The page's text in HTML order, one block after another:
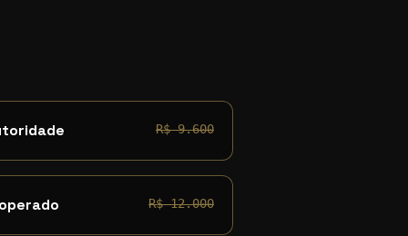
R$ 9.600
R$ 12.000